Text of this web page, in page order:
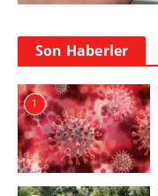
Son Haberler
1